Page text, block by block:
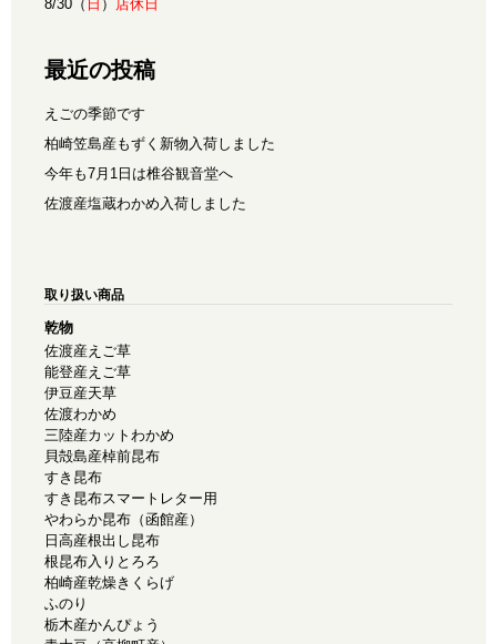
8/30（ 日 ） 店休日
最近の投稿
えごの季節です
柏崎笠島産もずく新物入荷しました
今年も7月1日は椎谷観音堂へ
佐渡産塩蔵わかめ入荷しました
取り扱い商品
乾物
佐渡産えご草
能登産えご草
伊豆産天草
佐渡わかめ
三陸産カットわかめ
貝殻島産棹前昆布
すき昆布
すき昆布スマートレター用
やわらか昆布（函館産）
日高産根出し昆布
根昆布入りとろろ
柏崎産乾燥きくらげ
ふのり
栃木産かんぴょう